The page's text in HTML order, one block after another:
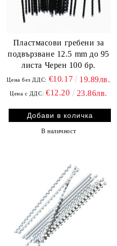
Пластмасови гребени за
подвързване 12.5 mm до 95
листа Черен 100 бр.
Цена без ДДС: €10.17 19.89лв.
Цена с ДДС: €12.20 23.86лв.
В наличност